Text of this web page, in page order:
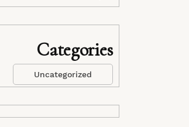
Categories
Uncategorized